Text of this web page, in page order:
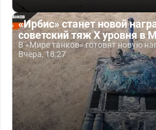
«Ирбис» станет новой
советский тяж X уровня в
В «Мире танков» готовят новую
Вчера, 18:27